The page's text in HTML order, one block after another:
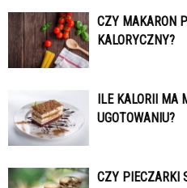
CZY MAKARON
KALORYCZNY?
ILE KALORII MA
UGOTOWANIU?
CZY PIECZARKI